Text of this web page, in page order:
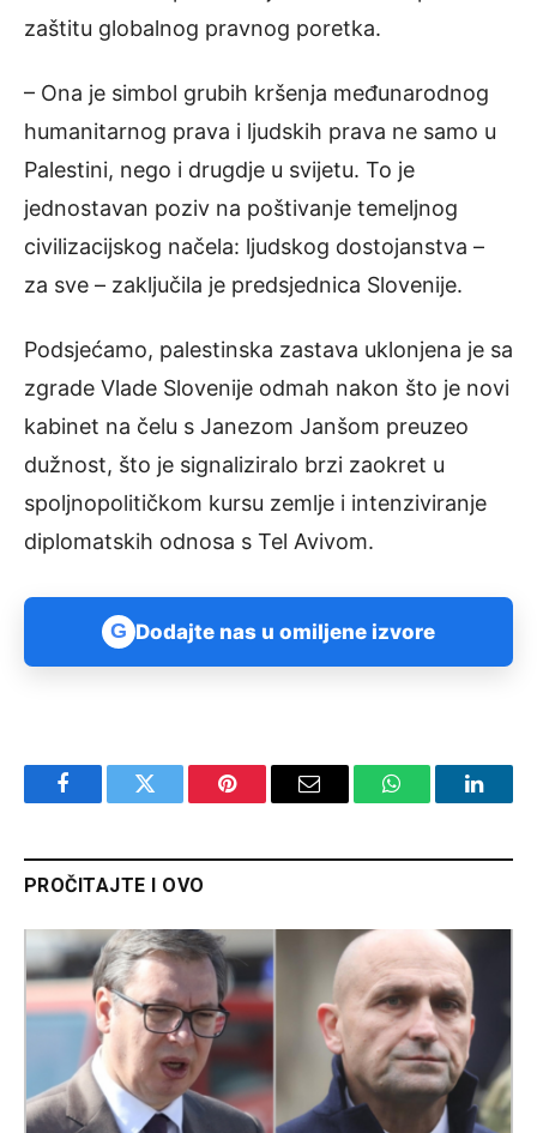
zaštitu globalnog pravnog poretka.
– Ona je simbol grubih kršenja međunarodnog
humanitarnog prava i ljudskih prava ne samo u
Palestini, nego i drugdje u svijetu. To je
jednostavan poziv na poštivanje temeljnog
civilizacijskog načela: ljudskog dostojanstva –
za sve – zaključila je predsjednica Slovenije.
Podsjećamo, palestinska zastava uklonjena je sa
zgrade Vlade Slovenije odmah nakon što je novi
kabinet na čelu s Janezom Janšom preuzeo
dužnost, što je signaliziralo brzi zaokret u
spoljnopolitičkom kursu zemlje i intenziviranje
diplomatskih odnosa s Tel Avivom.
G Dodajte nas u omiljene izvore
FacebookTwitter Pinterest Email WhatsApp
PROČITAJTE I OVO